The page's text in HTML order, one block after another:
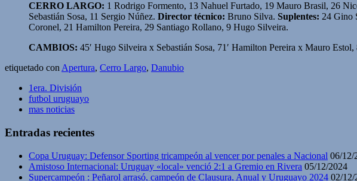
CERRO LARGO: 1 Rodrigo Formento, 13 Nahuel Furtado, 19 Mauro Brasil, 26
Sebastián Sosa, 11 Sergio Núñez. Director técnico: Bruno Silva. Suplentes: 24 Gino
Coronel, 21 Hamilton Pereira, 29 Santiago Rollano, 9 Hugo Silveira.
CAMBIOS: 45′ Hugo Silveira x Sebastián Sosa, 71′ Hamilton Pereira x Mauro
etiquetado conApertura, Cerro Largo, Danubio
1era. División
futbol uruguayo
mas noticias
Entradas recientes
Copa Uruguay: Defensor Sporting tricampeón al vencer por penales a Nacional 06/12/
Amistoso Internacional: Uruguay «local» venció 2:1 a Gremio en Rivera 05/12/2024
Supercampeón : Peñarol arrasó, campeón de Clausura, Anual y Uruguayo 2024 02/12/